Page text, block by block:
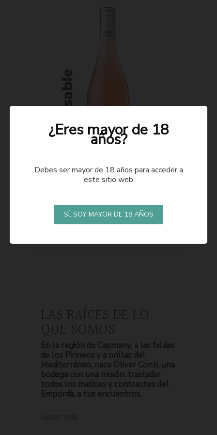
LAS RAÍCES DE LO
QUE SOMOS
En la región de Capmany, a las faldas
de los Pirineos y a orillas del
Mediterráneo, nace Oliver Conti, una
bodega con una misión: trasladar
todos los matices y contrastes del
Empordà, a tus encuentros.
¿Eres mayor de 18
años?
Debes ser mayor de 18 años para acceder a
este sitio web
SÍ, SOY MAYOR DE 18 AÑOS